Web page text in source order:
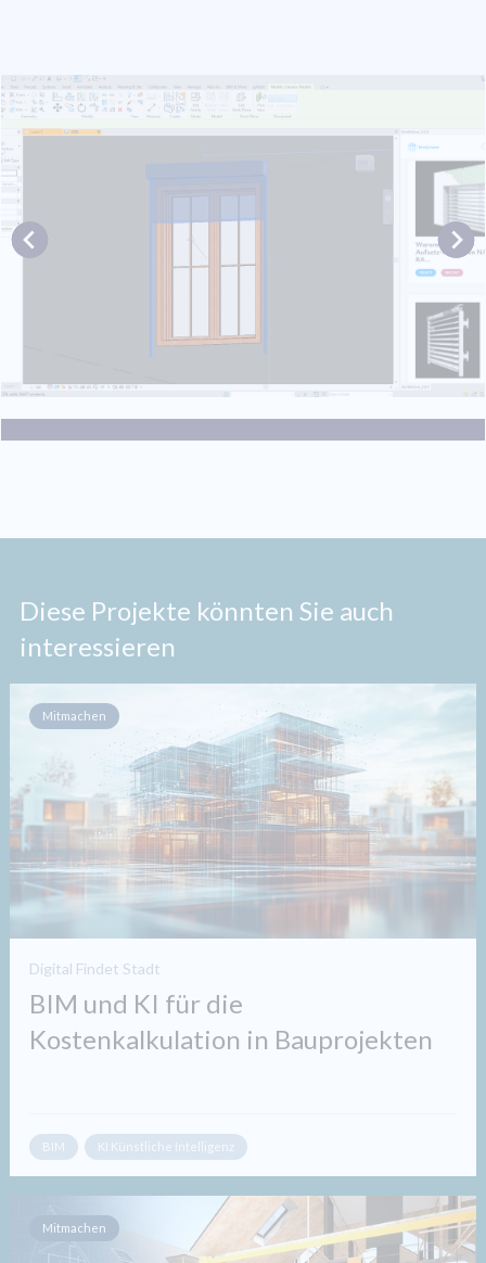
Diese Projekte könnten Sie auch
interessieren
Mitmachen
Digital Findet Stadt
BIM und KI für die
Kostenkalkulation in Bauprojekten​
BIM KI Künstliche Intelligenz
Mitmachen